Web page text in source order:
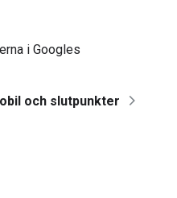
i Googles
och slutpunkter